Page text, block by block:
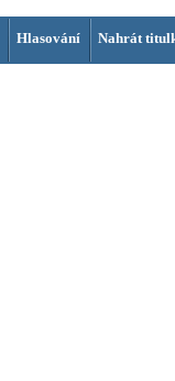
Hlasování Nahrát